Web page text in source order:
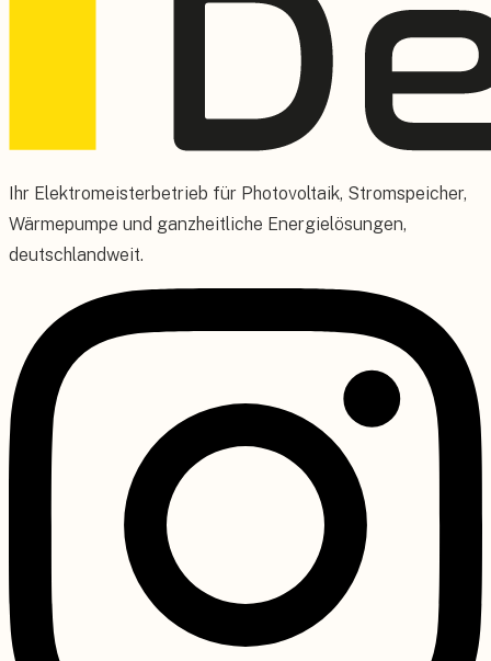
Ihr Elektromeisterbetrieb für Photovoltaik, Stromspeicher,
Wärmepumpe und ganzheitliche Energielösungen,
deutschlandweit.